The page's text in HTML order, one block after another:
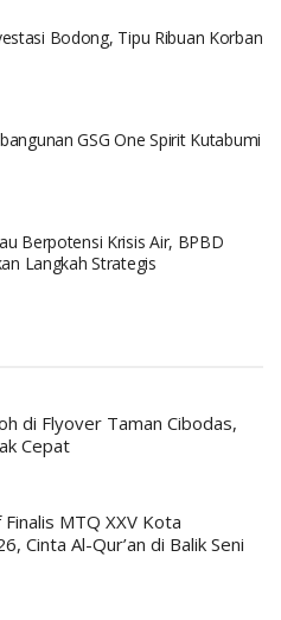
Bodong, Tipu Ribuan Korban
GSG One Spirit Kutabumi
Berpotensi Krisis Air, BPBD
Langkah Strategis
di Flyover Taman Cibodas,
Cepat
MTQ XXV Kota
Cinta Al-Qur’an di Balik Seni